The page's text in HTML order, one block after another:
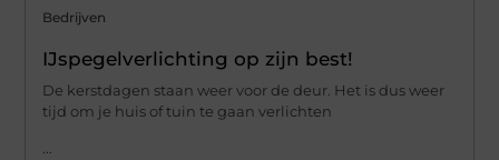
Bedrijven
IJspegelverlichting op zijn best!
De kerstdagen staan weer voor de deur. Het is dus weer
tijd om je huis of tuin te gaan verlichten